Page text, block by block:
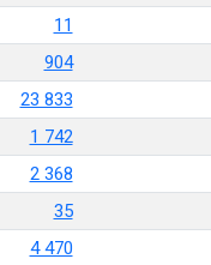
11
904
23 833
1 742
2 368
35
4 470